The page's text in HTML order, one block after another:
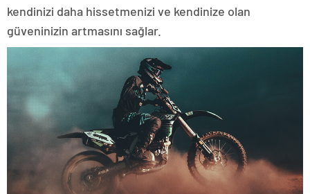
kendinizi daha hissetmenizi ve kendinize olan
güveninizin artmasını sağlar.